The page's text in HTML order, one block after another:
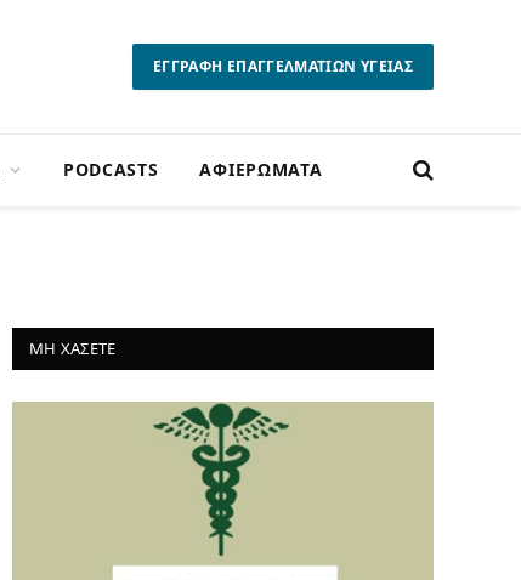
ΕΓΓΡΑΦΗ ΕΠΑΓΓΕΛΜΑΤΙΩΝ ΥΓΕΙΑΣ
PODCASTS ΑΦΙΕΡΩΜΑΤΑ
ΜΗ ΧΑΣΕΤΕ